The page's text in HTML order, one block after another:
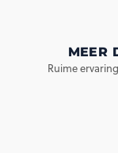
MEER
Ruime